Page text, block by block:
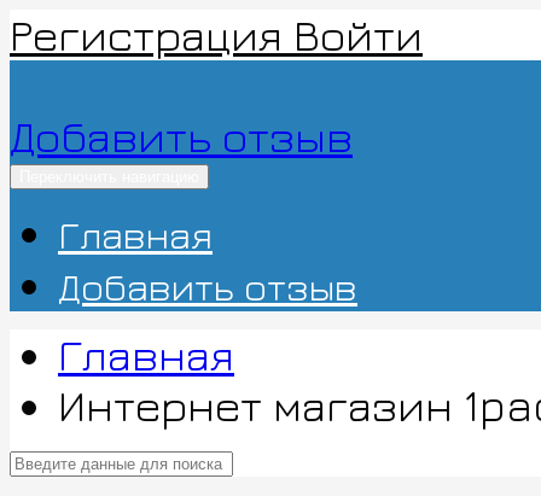
Регистрация Войти
Добавить отзыв
Главная
Добавить отзыв
Главная
Интернет магазин